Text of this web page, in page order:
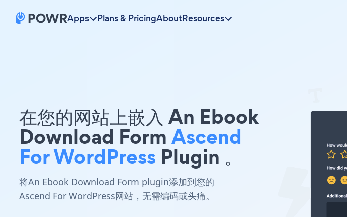
Apps Plans & PricingAboutResources
在您的网站上嵌入 An Ebook
Download FormAscend
For WordPress Plugin 。
将An Ebook Download Form plugin添加到您的
Ascend For WordPress网站，无需编码或头痛。